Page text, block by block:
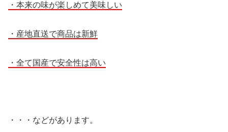
・本来の味が楽しめて美味しい
・産地直送で商品は新鮮
・全て国産で安全性は高い
・・・などがあります。